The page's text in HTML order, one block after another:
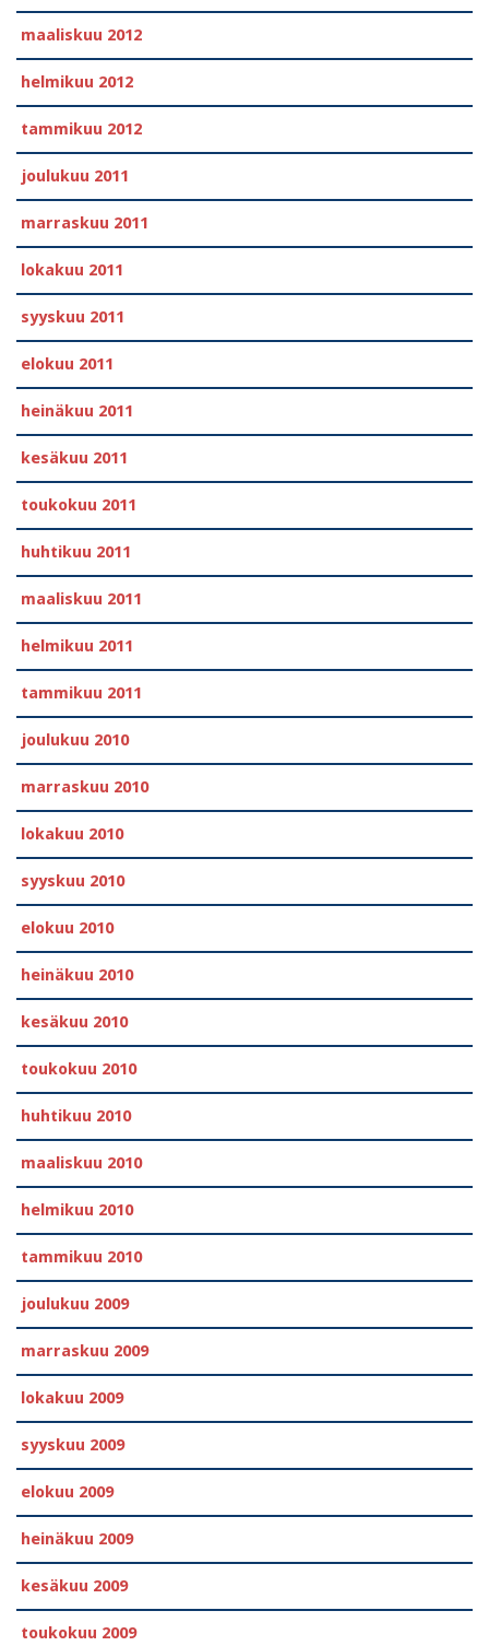
maaliskuu 2012
helmikuu 2012
tammikuu 2012
joulukuu 2011
marraskuu 2011
lokakuu 2011
syyskuu 2011
elokuu 2011
heinäkuu 2011
kesäkuu 2011
toukokuu 2011
huhtikuu 2011
maaliskuu 2011
helmikuu 2011
tammikuu 2011
joulukuu 2010
marraskuu 2010
lokakuu 2010
syyskuu 2010
elokuu 2010
heinäkuu 2010
kesäkuu 2010
toukokuu 2010
huhtikuu 2010
maaliskuu 2010
helmikuu 2010
tammikuu 2010
joulukuu 2009
marraskuu 2009
lokakuu 2009
syyskuu 2009
elokuu 2009
heinäkuu 2009
kesäkuu 2009
toukokuu 2009